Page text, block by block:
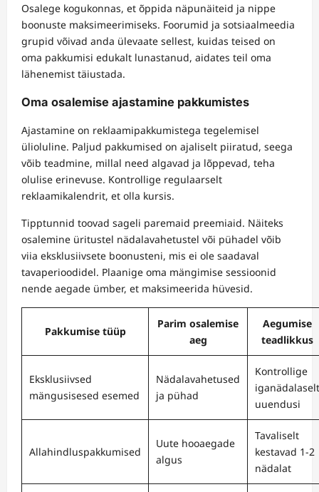
Osalege kogukonnas, et õppida näpunäiteid ja nippe
boonuste maksimeerimiseks. Foorumid ja sotsiaalmeedia
grupid võivad anda ülevaate sellest, kuidas teised on
oma pakkumisi edukalt lunastanud, aidates teil oma
lähenemist täiustada.
Oma osalemise ajastamine pakkumistes
Ajastamine on reklaamipakkumistega tegelemisel
ülioluline. Paljud pakkumised on ajaliselt piiratud, seega
võib teadmine, millal need algavad ja lõppevad, teha
olulise erinevuse. Kontrollige regulaarselt
reklaamikalendrit, et olla kursis.
Tipptunnid toovad sageli paremaid preemiaid. Näiteks
osalemine üritustel nädalavahetustel või pühadel võib
viia eksklusiivsete boonusteni, mis ei ole saadaval
tavaperioodidel. Plaanige oma mängimise sessioonid
nende aegade ümber, et maksimeerida hüvesid.
Pakkumise tüüp
Parim osalemise
aeg
Aegumise
teadlikkus
Eksklusiivsed
mängusisesed esemed
Nädalavahetused
ja pühad
Kontrollige
iganädalaselt
uuendusi
Allahindluspakkumised
Uute hooaegade
algus
Tavaliselt
kestavad 1-2
nädalat